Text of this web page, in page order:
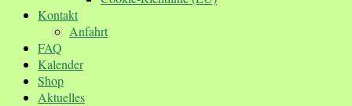
Kontakt
Anfahrt
FAQ
Kalender
Shop
Aktuelles